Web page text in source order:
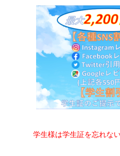
学生様は学生証を忘れな